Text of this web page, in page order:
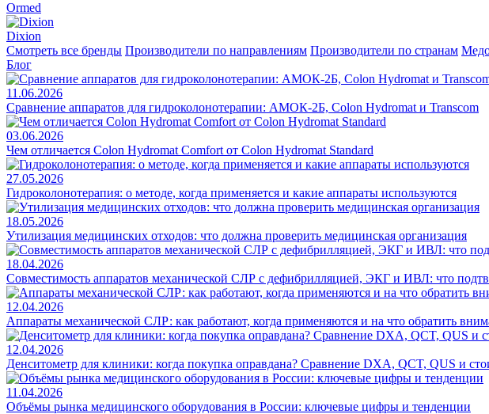
Ormed
Dixion
Смотреть все бренды Производители по направлениям Производители по странам
Блог
11.06.2026
Сравнение аппаратов для гидроколонотерапии: АМОК-2Б, Colon Hydromat и Transcom
03.06.2026
Чем отличается Colon Hydromat Comfort от Colon Hydromat Standard
27.05.2026
Гидроколонотерапия: о методе, когда применяется и какие аппараты используются
18.05.2026
Утилизация медицинских отходов: что должна проверить медицинская организация
18.04.2026
Совместимость аппаратов механической СЛР с дефибрилляцией, ЭКГ и ИВЛ: что
12.04.2026
Аппараты механической СЛР: как работают, когда применяются и на что обратить
12.04.2026
Денситометр для клиники: когда покупка оправдана? Сравнение DXA, QCT, QUS и
11.04.2026
Объёмы рынка медицинского оборудования в России: ключевые цифры и тенденции